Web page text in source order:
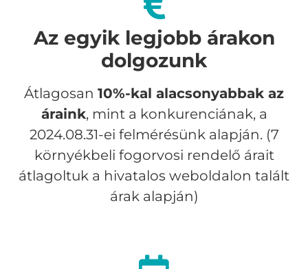
Az egyik legjobb árakon
dolgozunk
Átlagosan 10%-kal alacsonyabbak az
áraink, mint a konkurenciának, a
2024.08.31-ei felmérésünk alapján. (7
környékbeli fogorvosi rendelő árait
átlagoltuk a hivatalos weboldalon talált
árak alapján)